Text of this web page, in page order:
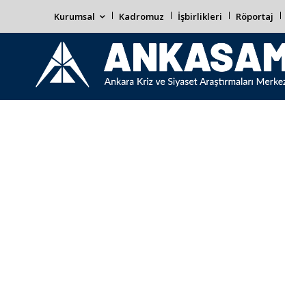
Kurumsal Kadromuz İşbirlikleri Röportaj